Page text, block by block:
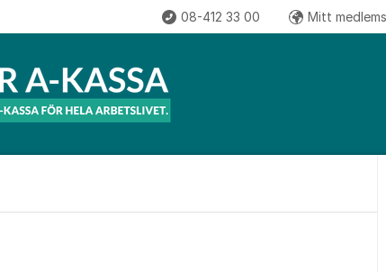
08-412 33 00 Mitt